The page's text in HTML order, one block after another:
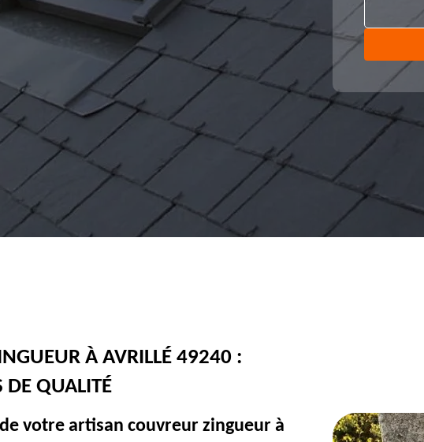
À AVRILLÉ 49240 :
DE QUALITÉ
votre artisan couvreur zingueur à